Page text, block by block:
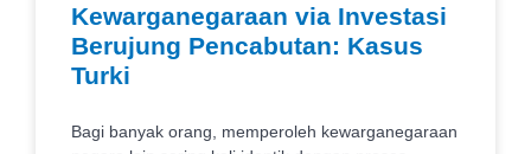
Kewarganegaraan via Investasi
Berujung Pencabutan: Kasus
Turki
Bagi banyak orang, memperoleh kewarganegaraan